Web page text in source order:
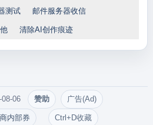
测试 邮件服务器收信
清除AI创作痕迹
08-06 赞助 广告(Ad)
内部券 Ctrl+D收藏